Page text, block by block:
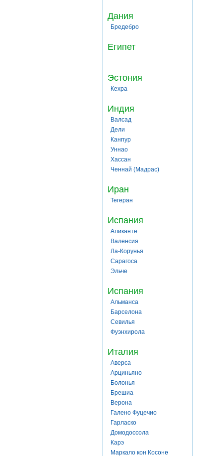
Дания
Бредебро
Египет
Эстония
Кехра
Индия
Валсад
Дели
Канпур
Уннао
Хассан
Ченнай (Мадрас)
Иран
Тегеран
Испания
Аликанте
Валенсия
Ла-Корунья
Сарагоса
Эльче
Испания
Альманса
Барселона
Севилья
Фуэнхирола
Италия
Аверса
Арциньяно
Болонья
Брешиа
Верона
Галено Фуцечио
Гарласко
Домодоссола
Карэ
Маркало кон Косоне